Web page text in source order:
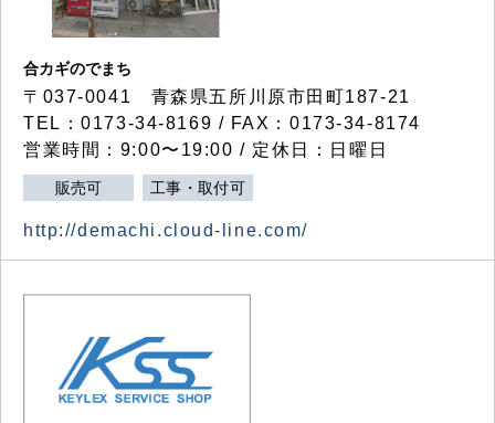
合カギのでまち
〒037-0041 青森県五所川原市田町187-21
TEL：0173-34-8169 / FAX：0173-34-8174
営業時間：9:00〜19:00 / 定休日：日曜日
販売可 工事・取付可
http://demachi.cloud-line.com/